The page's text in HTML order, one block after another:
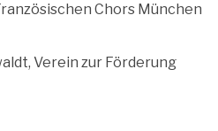
Chors München
Verein zur Förderung